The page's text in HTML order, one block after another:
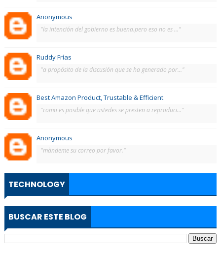
Anonymous
"la intención del gobierno es buena.pero eso no es ..."
Ruddy Frías
"a propósito de la discusión que se ha generado por..."
Best Amazon Product, Trustable & Efficient
"como es posible que ustedes se presten a reproduci..."
Anonymous
"màndeme su correo por favor."
TECHNOLOGY
BUSCAR ESTE BLOG